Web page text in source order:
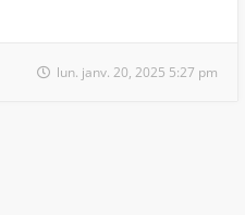
lun. janv. 20, 2025 5:27 pm